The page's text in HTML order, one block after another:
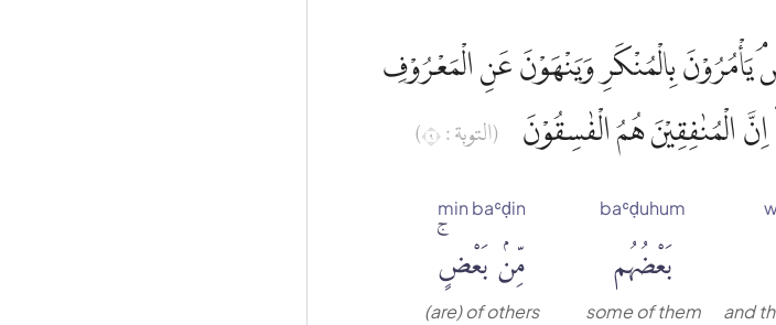
بِالْمُنْكَرِ وَيَنْهَوْنَ عَنِ الْمَعْرُوْفِ
الْمُنٰفِقِيْنَ هُمُ الْفٰسِقُوْنَ
(التوبة : ٩)
and
baʿḍuhum
بَعْضُهُم
some of them
min baʿḍin
مِّنۢ بَعْضٍۚ
(are) of others